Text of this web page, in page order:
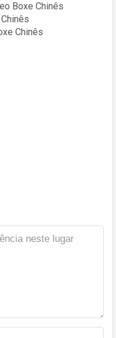
Boxe Chinês
Chinês